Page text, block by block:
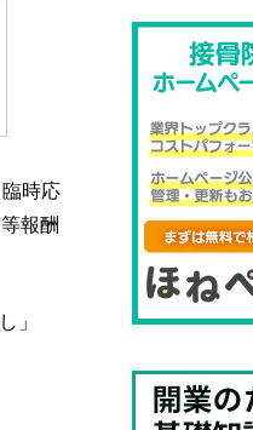
時応
報酬
」